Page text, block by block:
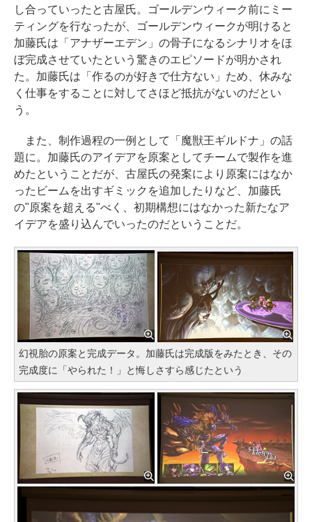
し合っていったと古屋氏。ゴールデンウィーク前にミー
ティングを行なったが、ゴールデンウィークが明けると
加藤氏は「アナザーエデン」の骨子になるシナリオをほ
ぼ完成させていたという驚きのエピソードが明かされ
た。加藤氏は「作るのが好きで仕方ない」ため、休みな
く仕事をすることに対してさほど抵抗がないのだとい
う。
また、制作過程の一例として「魔獣王ギルドナ」の話
題に。加藤氏のアイデアを原案としてチームで製作を進
めたということだが、古屋氏の発案により原案にはなか
ったビームを出すギミックを追加したりなど、加藤氏
の"原案を超える"べく、初期構想にはなかった新たなア
イデアを盛り込んでいったのだということだ。
幻視胎の原案と完成データ。加藤氏は完成版をみたとき、その
完成度に「やられた！」と悔しさすら感じたという